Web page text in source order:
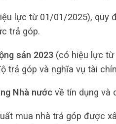
lực từ 01/01/2025), quy
trả góp.
sản 2023(có hiệu lực từ
trả góp và nghĩa vụ tài
Nhà nướcvề tín dụng và
mua nhà trả góp được